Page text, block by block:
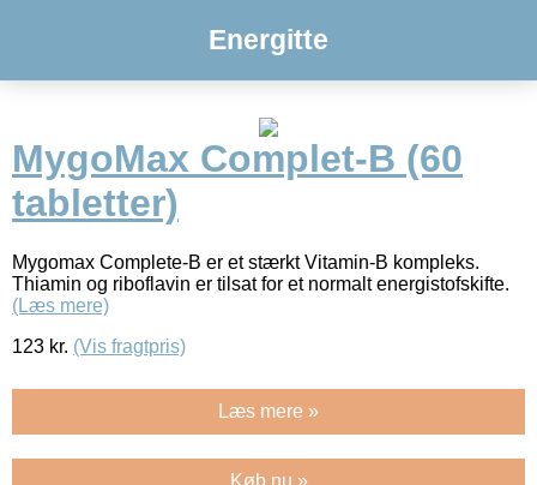
Energitte
MygoMax Complet-B (60
tabletter)
Mygomax Complete-B er et stærkt Vitamin-B kompleks.
Thiamin og riboflavin er tilsat for et normalt energistofskifte.
(Læs mere)
123 kr. (Vis fragtpris)
Læs mere »
Køb nu »